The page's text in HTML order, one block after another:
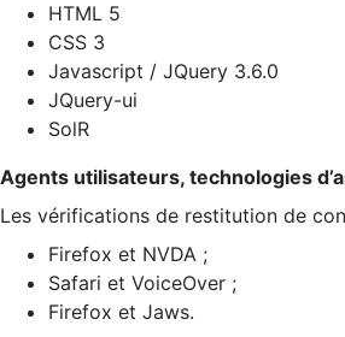
HTML 5
CSS 3
Javascript / JQuery 3.6.0
JQuery-ui
SolR
Agents utilisateurs, technologies
Les vérifications de restitution de
Firefox et NVDA ;
Safari et VoiceOver ;
Firefox et Jaws.